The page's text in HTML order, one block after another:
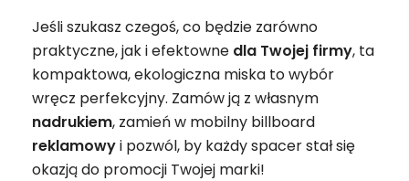
Jeśli szukasz czegoś, co będzie zarówno
praktyczne, jak i efektowne dla Twojej firmy, ta
kompaktowa, ekologiczna miska to wybór
wręcz perfekcyjny. Zamów ją z własnym
nadrukiem, zamień w mobilny billboard
reklamowyi pozwól, by każdy spacer stał się
okazją do promocji Twojej marki!